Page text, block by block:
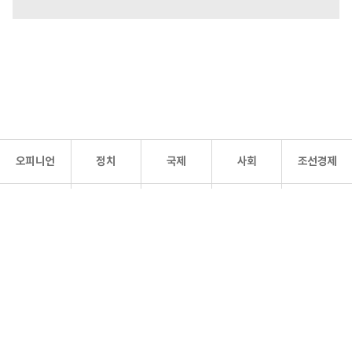
오피니언 정치 국제 사회 조선경제